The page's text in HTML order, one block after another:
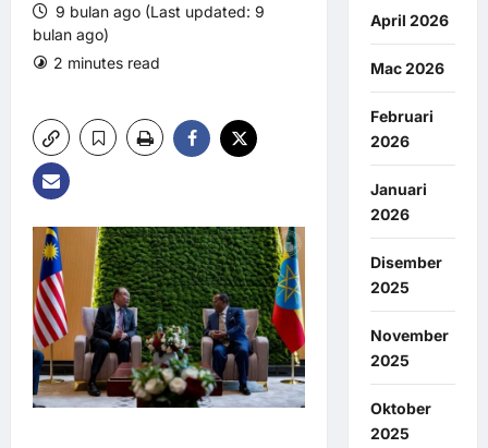
9 bulan ago (Last updated: 9
bulan ago)
2 minutes read
April 2026
Mac 2026
Februari
2026
Januari
2026
Disember
2025
November
2025
Oktober
2025